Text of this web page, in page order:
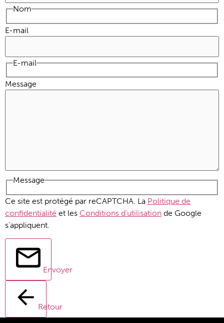
Nom
E-mail
E-mail
Message
Message
Ce site est protégé par reCAPTCHA. La Politique de
confidentialité et les Conditions d'utilisation de Google
s'appliquent.
Envoyer
Retour